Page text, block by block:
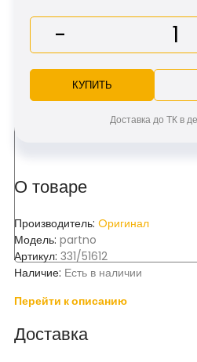
О товаре
Производитель: Oригинал
Модель: partno
Артикул: 331/51612
Наличие: Есть в наличии
Перейти к описанию
Доставка
-
КУПИТЬ
Доставка до ТК в